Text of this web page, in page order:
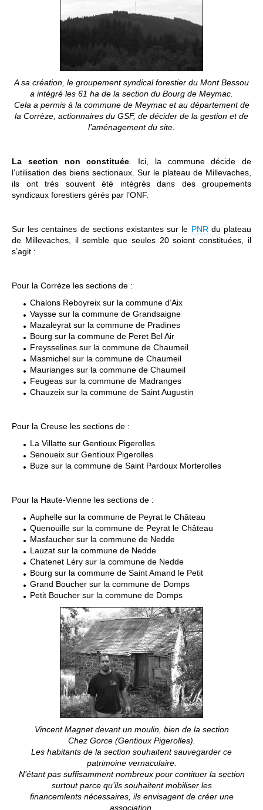
A sa création, le groupement syndical forestier du Mont Bessou
a intégré les 61 ha de la section du Bourg de Meymac.
Cela a permis à la commune de Meymac et au département de
la Corrèze, actionnaires du GSF, de décider de la gestion et de
l’aménagement du site.
La section non constituée. Ici, la commune décide de
l’utilisation des biens sectionaux. Sur le plateau de Millevaches,
ils ont très souvent été intégrés dans des groupements
syndicaux forestiers gérés par l’ONF.
Sur les centaines de sections existantes sur le PNRdu plateau
de Millevaches, il semble que seules 20 soient constituées, il
s’agit :
Pour la Corrèze les sections de :
Chalons Reboyreix sur la commune d’Aix
Vaysse sur la commune de Grandsaigne
Mazaleyrat sur la commune de Pradines
Bourg sur la commune de Peret Bel Air
Freysselines sur la commune de Chaumeil
Masmichel sur la commune de Chaumeil
Maurianges sur la commune de Chaumeil
Feugeas sur la commune de Madranges
Chauzeix sur la commune de Saint Augustin
Pour la Creuse les sections de :
La Villatte sur Gentioux Pigerolles
Senoueix sur Gentioux Pigerolles
Buze sur la commune de Saint Pardoux Morterolles
Pour la Haute-Vienne les sections de :
Auphelle sur la commune de Peyrat le Château
Quenouille sur la commune de Peyrat le Château
Masfaucher sur la commune de Nedde
Lauzat sur la commune de Nedde
Chatenet Léry sur la commune de Nedde
Bourg sur la commune de Saint Amand le Petit
Grand Boucher sur la commune de Domps
Petit Boucher sur la commune de Domps
Vincent Magnet devant un moulin, bien de la section
Chez Gorce (Gentioux Pigerolles).
Les habitants de la section souhaitent sauvegarder ce
patrimoine vernaculaire.
N’étant pas suffisamment nombreux pour contituer la section
surtout parce qu’ils souhaitent mobiliser les
financemlents nécessaires, ils envisagent de créer une
association.